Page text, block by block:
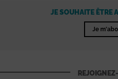
JE SOUHAITE ÊTRE
Je